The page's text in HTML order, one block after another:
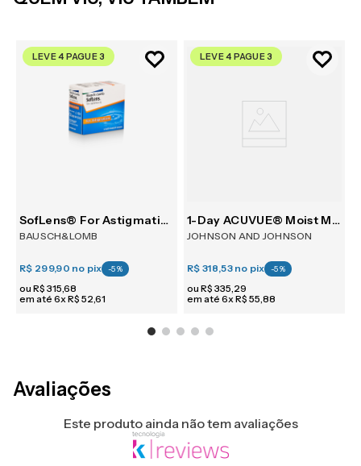
LEVE 4 PAGUE 3
SofLens® For Astigmatism 6
BAUSCH&LOMB
R$ 299,90 no pix -5%
ou R$ 315,68
em até 6xR$ 52,61
LEVE 4 PAGUE 3
1-Day ACUVUE® Moist Multifocal 30
JOHNSON AND JOHNSON
R$ 318,53 no pix -5%
ou R$ 335,29
em até 6xR$ 55,88
Avaliações
Este produto ainda não tem avaliações